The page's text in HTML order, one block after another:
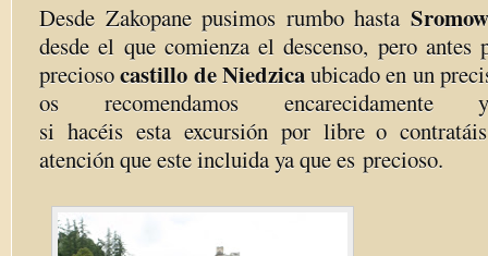
Desde Zakopane pusimos rumbo hasta
desde el que comienza el descenso, pero
preciosocastillo de Niedzicaubicado en un
os recomendamos
si hacéis esta excursión por libre o
atención que este incluida ya que es precioso.